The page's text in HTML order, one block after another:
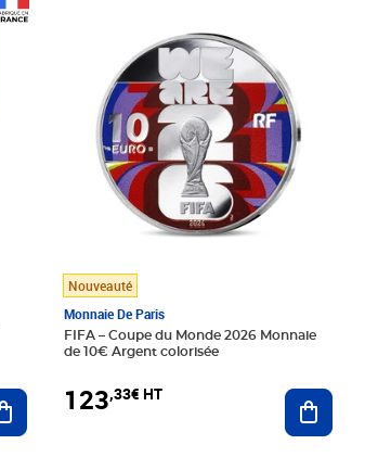
Ajouter au panier
Nouveauté
Monnaie De Paris
FIFA – Coupe du Monde 2026 Monnaie
de 10€ Argent colorisée
123,33€ HT